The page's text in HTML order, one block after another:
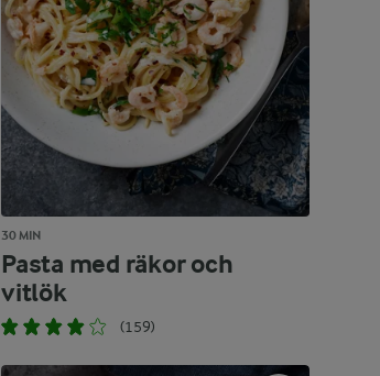
30 MIN
Pasta med räkor och
vitlök
(159)